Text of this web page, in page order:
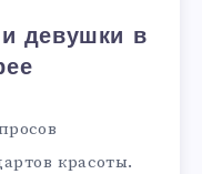
девушки в
красоты.